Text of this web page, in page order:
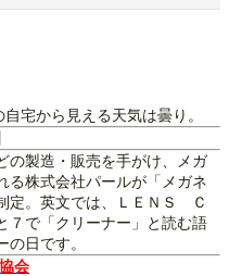
宅から見える天気は曇り。
の製造・販売を手がけ、メガ
る株式会社パールが「メガネ
定。英文では、ＬＥＮＳ Ｃ
で「クリーナー」と読む語
日です。
会